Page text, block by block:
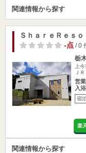
関連情報から探す
ＳｈａｒｅＲｅｓ
-点 / 0
栃
上
Ｊ
営
入
宿
楽
関連情報から探す